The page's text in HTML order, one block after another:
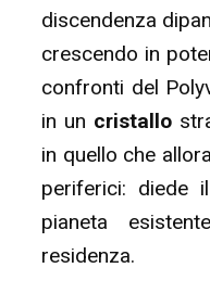
discendenza
crescendo in
confronti del
in un cristallo
in quello che
periferici: diede
pianeta
residenza.